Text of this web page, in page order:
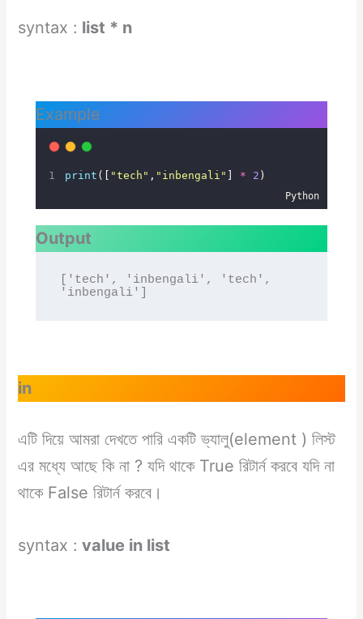
syntax : list * n
Example
print ([ "tech " , " inbengali " * 2 )
Python
Output
['tech', 'inbengali', 'tech',
'inbengali']
in
এটি দিয়ে আমরা দেখতে পারি একটি ভ্যালু(element ) লিস্ট
এর মধ্যে আছে কি না ? যদি থাকে True রিটার্ন করবে যদি না
থাকে False রিটার্ন করবে।
syntax : value in list